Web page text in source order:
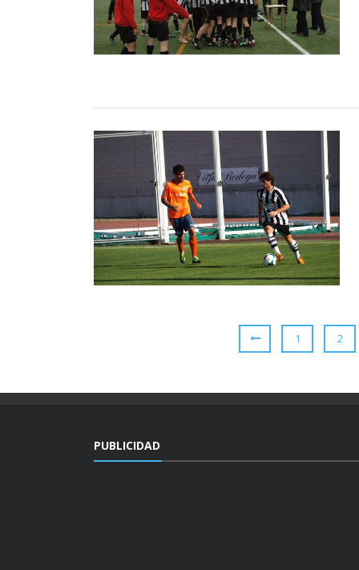
1 2
PUBLICIDAD